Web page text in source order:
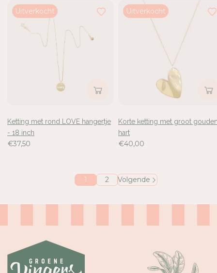
Uitverkocht
Ketting met rond LOVE hangertje
- 18 inch
€37,50
Uitverkocht
Korte ketting met groot
hart
€40,00
1 2 Volgende